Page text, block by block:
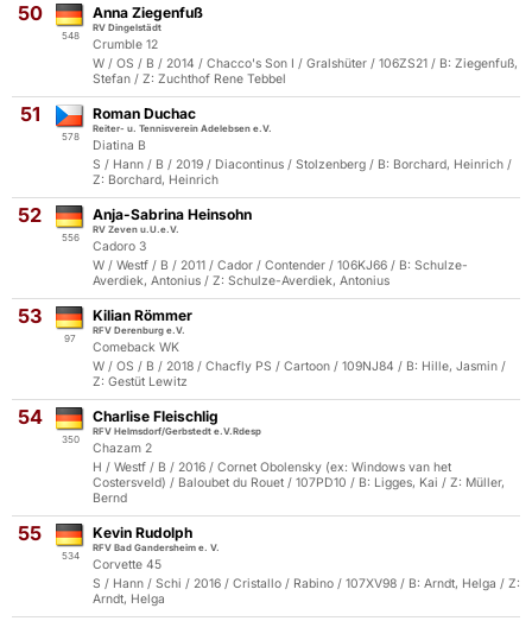
50
548
Anna Ziegenfuß
RV Dingelstädt
Crumble 12
W / OS / B / 2014 / Chacco's Son I / Gralshüter / 106ZS21 / B: Ziegenfuß,
Stefan / Z: Zuchthof Rene Tebbel
51
578
Roman Duchac
Reiter- u. Tennisverein Adelebsen e.V.
Diatina B
S / Hann / B / 2019 / Diacontinus / Stolzenberg / B: Borchard, Heinrich /
Z: Borchard, Heinrich
52
556
Anja-Sabrina Heinsohn
RV Zeven u.U.e.V.
Cadoro 3
W / Westf / B / 2011 / Cador / Contender / 106KJ66 / B: Schulze-
Averdiek, Antonius / Z: Schulze-Averdiek, Antonius
53
97
Kilian Römmer
RFV Derenburg e.V.
Comeback WK
W / OS / B / 2018 / Chacfly PS / Cartoon / 109NJ84 / B: Hille, Jasmin /
Z: Gestüt Lewitz
54
350
Charlise Fleischlig
RFV Helmsdorf/Gerbstedt e.V.Rdesp
Chazam 2
H / Westf / B / 2016 / Cornet Obolensky (ex: Windows van het
Costersveld) / Baloubet du Rouet / 107PD10 / B: Ligges, Kai / Z: Müller,
Bernd
55
534
Kevin Rudolph
RFV Bad Gandersheim e. V.
Corvette 45
S / Hann / Schi / 2016 / Cristallo / Rabino / 107XV98 / B: Arndt, Helga / Z:
Arndt, Helga